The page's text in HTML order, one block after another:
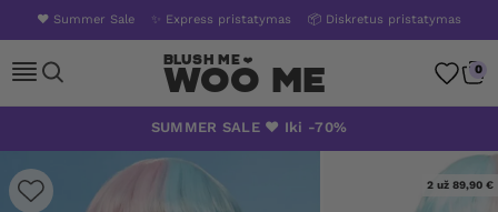
content
❤️ Summer Sale ✨ Express pristatymas 📦 Diskretus pristatymas
Woo Me 0
SUMMER SALE ❤️ Iki -70%
2 už 89,90 €